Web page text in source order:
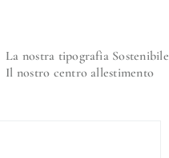
La nostra tipografia Sostenibile
Il nostro centro allestimento